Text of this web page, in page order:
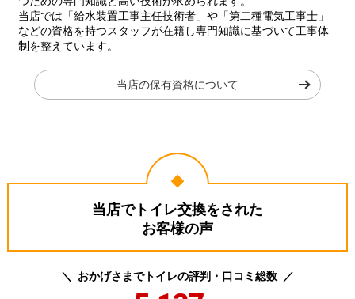
当店では「給水装置工事主任技術者」や「第二種電気工事士」
などの資格を持つスタッフが在籍し専門知識に基づいて工事体
制を整えています。
当店の保有資格について
当店でトイレ交換をされた
お客様の声
おかげさまでトイレの評判・口コミ総数